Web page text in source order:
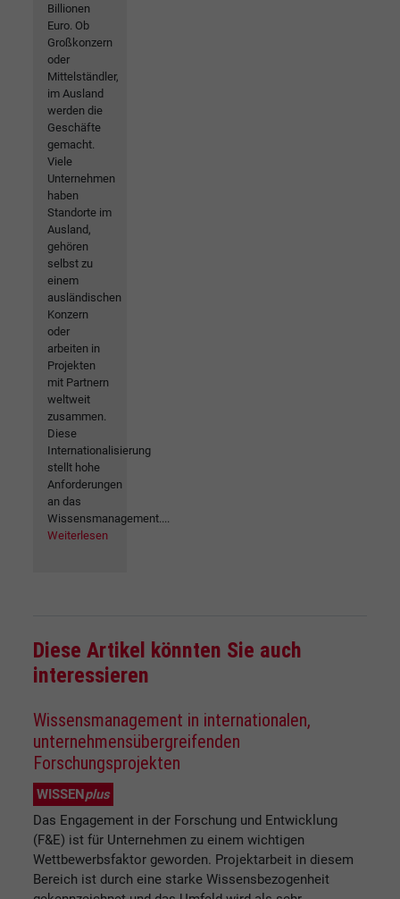
Billionen
Euro. Ob
Großkonzern
oder
Mittelständler,
im Ausland
werden die
Geschäfte
gemacht.
Viele
Unternehmen
haben
Standorte im
Ausland,
gehören
selbst zu
einem
ausländischen
Konzern
oder
arbeiten in
Projekten
mit Partnern
weltweit
zusammen.
Diese
Internationalisierung
stellt hohe
Anforderungen
an das
Wissensmanagement....
Weiterlesen
Diese Artikel könnten Sie auch
interessieren
Wissensmanagement in internationalen,
unternehmensübergreifenden
Forschungsprojekten
WISSEN plus
Das Engagement in der Forschung und Entwicklung
(F&E) ist für Unternehmen zu einem wichtigen
Wettbewerbsfaktor geworden. Projektarbeit in diesem
Bereich ist durch eine starke Wissensbezogenheit